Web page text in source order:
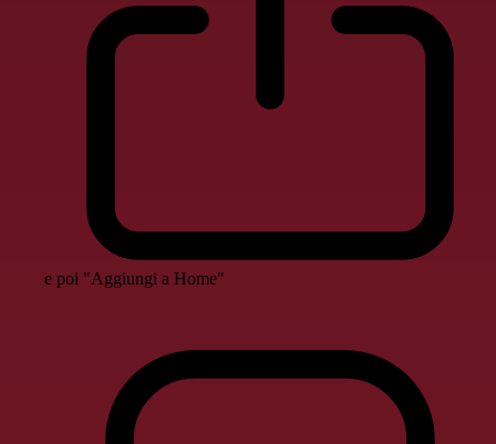
e poi "Aggiungi a Home"